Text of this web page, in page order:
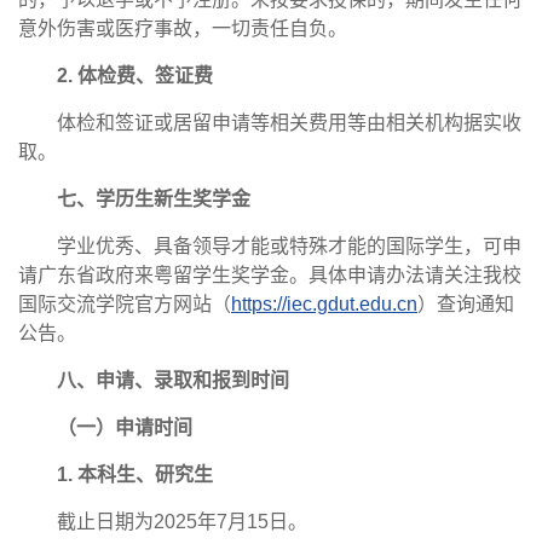
意外伤害或医疗事故，一切责任自负。
2. 体检费、签证费
体检和签证或居留申请等相关费用等由相关机构据实收
取。
七、学历生新生奖学金
学业优秀、具备领导才能或特殊才能的国际学生，可申
请广东省政府来粤留学生奖学金。具体申请办法请关注我校
国际交流学院官方网站（https://iec.gdut.edu.cn）查询通知
公告。
八、申请、录取和报到时间
（一）申请时间
1. 本科生、研究生
截止日期为2025年7月15日。